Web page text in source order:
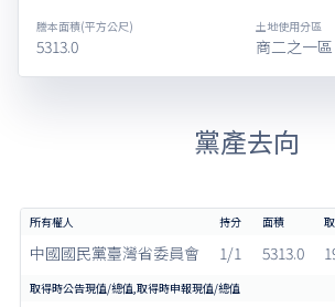
謄本面積(平方公尺)
5313.0
土地使用分區
商二之一區
黨產去向
中國國民黨臺灣省委員會 1/1 5313.0